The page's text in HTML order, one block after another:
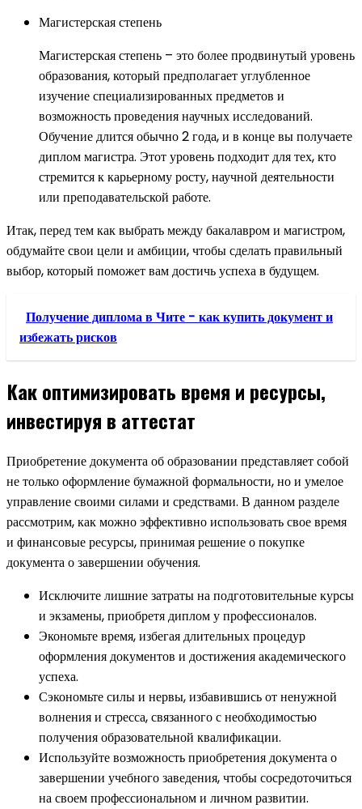
Магистерская степень
Магистерская степень – это более продвинутый уровень
образования, который предполагает углубленное
изучение специализированных предметов и
возможность проведения научных исследований.
Обучение длится обычно 2 года, и в конце вы получаете
диплом магистра. Этот уровень подходит для тех, кто
стремится к карьерному росту, научной деятельности
или преподавательской работе.
Итак, перед тем как выбрать между бакалавром и магистром,
обдумайте свои цели и амбиции, чтобы сделать правильный
выбор, который поможет вам достичь успеха в будущем.
Получение диплома в Чите - как купить документ и
избежать рисков
Как оптимизировать время и ресурсы,
инвестируя в аттестат
Приобретение документа об образовании представляет собой
не только оформление бумажной формальности, но и умелое
управление своими силами и средствами. В данном разделе
рассмотрим, как можно эффективно использовать свое время
и финансовые ресурсы, принимая решение о покупке
документа о завершении обучения.
Исключите лишние затраты на подготовительные курсы
и экзамены, приобретя диплом у профессионалов.
Экономьте время, избегая длительных процедур
оформления документов и достижения академического
успеха.
Сэкономьте силы и нервы, избавившись от ненужной
волнения и стресса, связанного с необходимостью
получения образовательной квалификации.
Используйте возможность приобретения документа о
завершении учебного заведения, чтобы сосредоточиться
на своем профессиональном и личном развитии.